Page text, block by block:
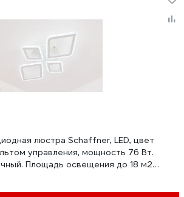
люстра Schaffner, LED, цвет
управления, мощность 76 Вт.
Площадь освещения до 18 м2